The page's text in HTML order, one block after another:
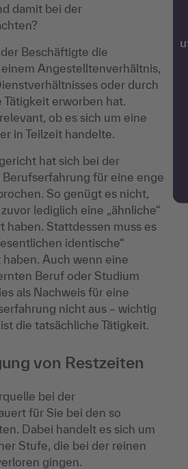
damit bei der
Beschäftigte die
Angestelltenverhältnis,
oder durch
erworben hat.
ob es sich um eine
in Teilzeit handelte.
hat sich bei der
für eine enge
So genügt es nicht,
lediglich eine „ähnliche“
haben. Stattdessen muss es
identische“
Auch wenn eine
Beruf oder Studium
als Nachweis für eine
nicht aus – wichtig
die tatsächliche Tätigkeit.
von Restzeiten
bei der
für Sie bei den so
Dabei handelt es sich um
Stufe, die bei der reinen
gingen.